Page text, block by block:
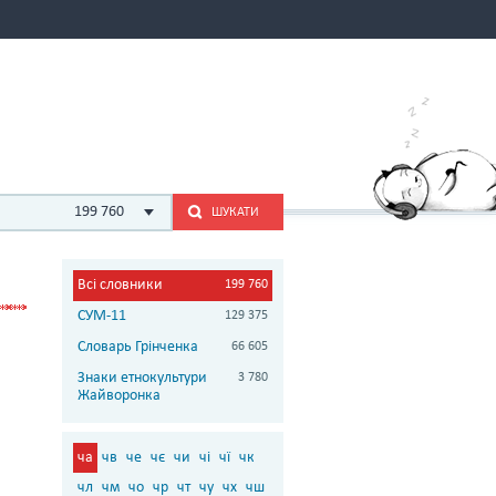
199 760 ШУКАТИ
Всі словники 199 760
СУМ-11 129 375
Словарь Грінченка 66 605
Знаки етнокультури
Жайворонка
3 780
ча чв че чє чи чі чї чк
чл чм чо чр чт чу чх чш